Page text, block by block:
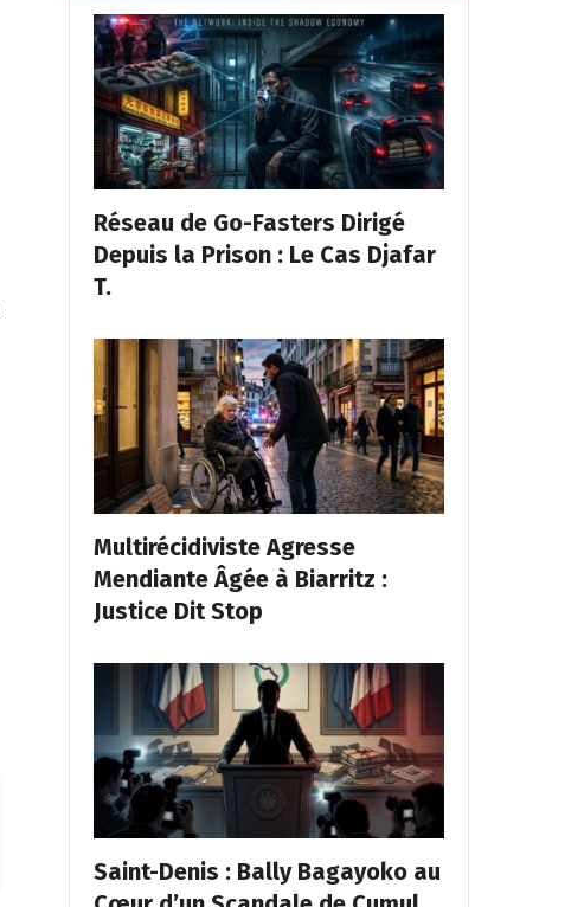
Réseau de Go-Fasters Dirigé
Depuis la Prison : Le Cas Djafar
T.
Multirécidiviste Agresse
Mendiante Âgée à Biarritz :
Justice Dit Stop
Saint-Denis : Bally Bagayoko au